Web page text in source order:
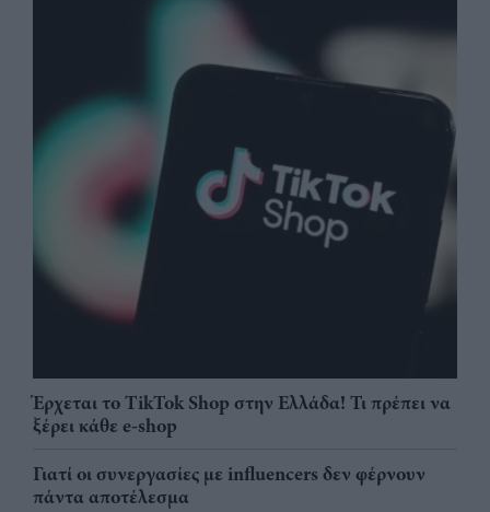
Έρχεται το TikTok Shop στην Ελλάδα! Τι πρέπει να
ξέρει κάθε e-shop
Γιατί οι συνεργασίες με influencers δεν φέρνουν
πάντα αποτέλεσμα